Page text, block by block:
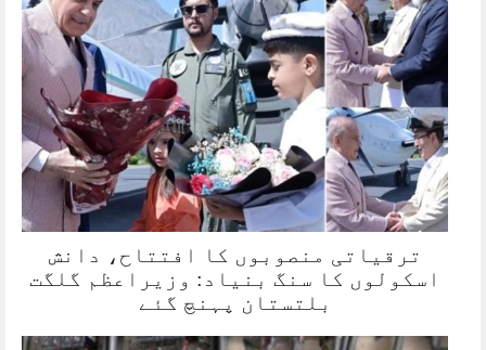
ترقیاتی منصوبوں کا افتتاح، دانش
اسکولوں کا سنگ بنیاد: وزیراعظم گلگت
بلتستان پہنچ گئے